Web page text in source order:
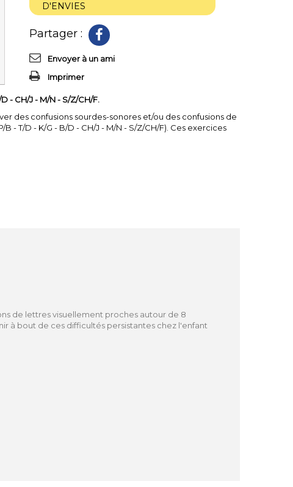
D'ENVIES
Partager :
Envoyer à un ami
Imprimer
- CH/J - M/N - S/Z/CH/F.
des confusions sourdes-sonores et/ou des confusions de
- T/D - K/G - B/D - CH/J - M/N - S/Z/CH/F). Ces exercices
de lettres visuellement proches autour de 8
à bout de ces difficultés persistantes chez l'enfant